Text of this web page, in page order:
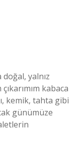
yalnız
kabaca
kemik, tahta gibi
günümüze